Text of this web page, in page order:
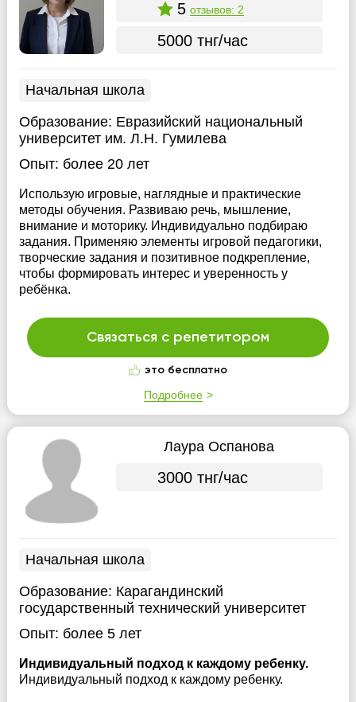
5 отзывов: 2
5000 тнг/час
Начальная школа
Образование: Евразийский национальный
университет им. Л.Н. Гумилева
Опыт: более 20 лет
Использую игровые, наглядные и практические
методы обучения. Развиваю речь, мышление,
внимание и моторику. Индивидуально подбираю
задания. Применяю элементы игровой педагогики,
творческие задания и позитивное подкрепление,
чтобы формировать интерес и уверенность у
ребёнка.
Связаться с репетитором
это бесплатно
Подробнее
Лаура Оспанова
3000 тнг/час
Начальная школа
Образование: Карагандинский
государственный технический университет
Опыт: более 5 лет
Индивидуальный подход к каждому ребенку.
Индивидуальный подход к каждому ребенку.